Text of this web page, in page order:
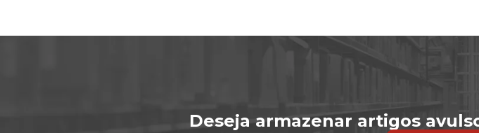
Deseja armazenar artigos